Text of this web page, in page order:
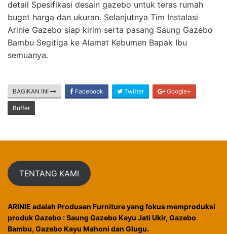
detail Spesifikasi desain gazebo untuk teras rumah
buget harga dan ukuran. Selanjutnya Tim Instalasi
Arinie Gazebo siap kirim serta pasang Saung Gazebo
Bambu Segitiga ke Alamat Kebumen Bapak Ibu
semuanya.
BAGIKAN INI Facebook Twitter Google+
Buffer
TENTANG KAMI
ARINIE adalah Produsen Furniture yang fokus memproduksi
produk Gazebo : Saung Gazebo Kayu Jati Ukir, Gazebo
Bambu, Gazebo Kayu Mahoni dan Glugu.